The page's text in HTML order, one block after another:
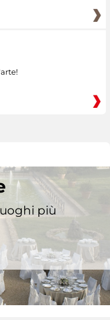
più